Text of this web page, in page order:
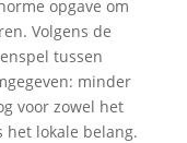
opgave om
Volgens de
tussen
minder
voor zowel het
het lokale belang.